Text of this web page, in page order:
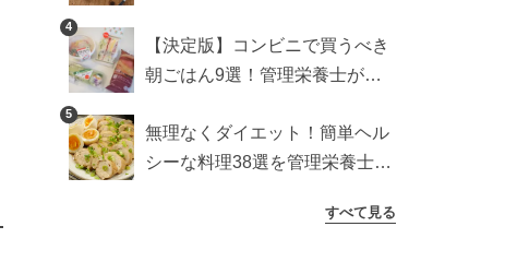
4
【決定版】コンビニで買うべき
朝ごはん9選！管理栄養士がロ
厳選
5
無理なくダイエット！簡単ヘル
シーな料理38選を管理栄養士が
すべて見る